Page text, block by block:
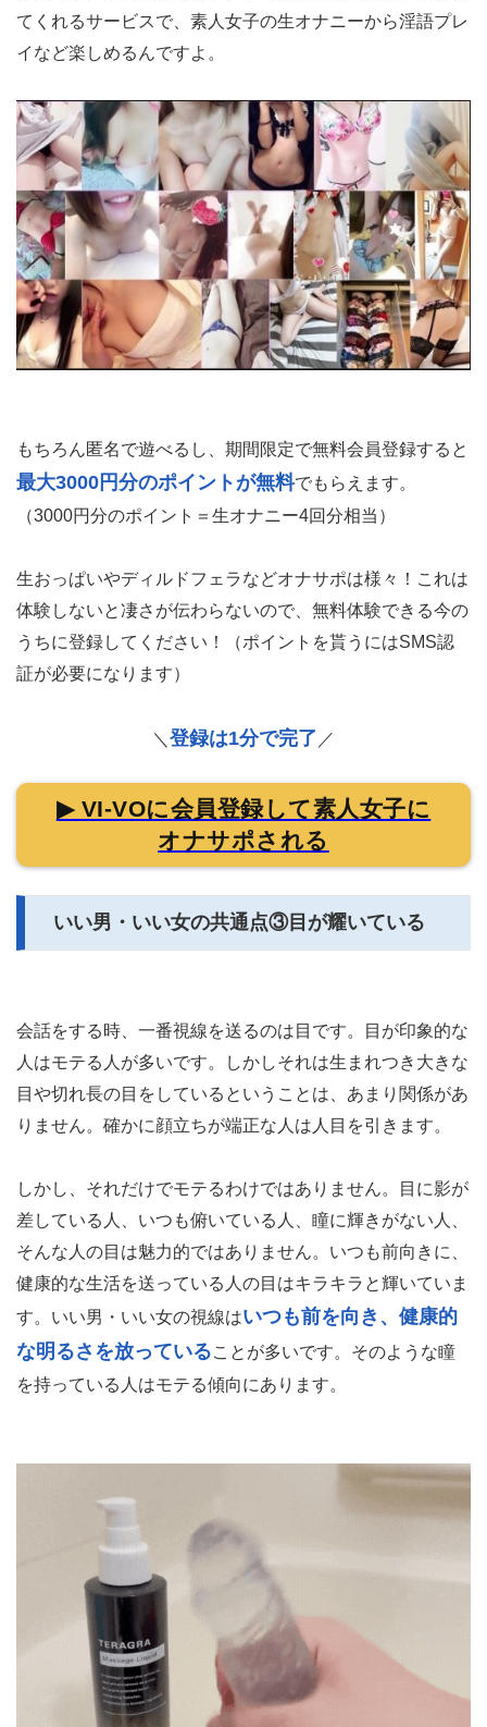
てくれるサービスで、素人女子の生オナニーから淫語プレ
イなど楽しめるんですよ。
もちろん匿名で遊べるし、期間限定で無料会員登録すると
最大3000円分のポイントが無料でもらえます。
（3000円分のポイント＝生オナニー4回分相当）
生おっぱいやディルドフェラなどオナサポは様々！これは
体験しないと凄さが伝わらないので、無料体験できる今の
うちに登録してください！（ポイントを貰うにはSMS認
証が必要になります）
＼ 登録は1分で完了 ／
▶ VI-VOに会員登録して素人女子に
オナサポされる
いい男・いい女の共通点③目が耀いている
会話をする時、一番視線を送るのは目です。目が印象的な
人はモテる人が多いです。しかしそれは生まれつき大きな
目や切れ長の目をしているということは、あまり関係があ
りません。確かに顔立ちが端正な人は人目を引きます。
しかし、それだけでモテるわけではありません。目に影が
差している人、いつも俯いている人、瞳に輝きがない人、
そんな人の目は魅力的ではありません。いつも前向きに、
健康的な生活を送っている人の目はキラキラと輝いていま
す。いい男・いい女の視線はいつも前を向き、健康的
な明るさを放っていることが多いです。そのような瞳
を持っている人はモテる傾向にあります。